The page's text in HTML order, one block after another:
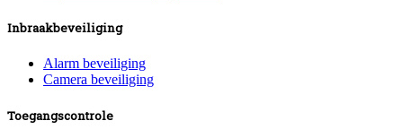
Inbraakbeveiliging
Alarm beveiliging
Camera beveiliging
Toegangscontrole